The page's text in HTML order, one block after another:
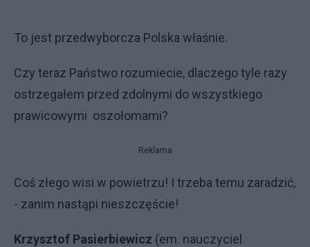
To jest przedwyborcza Polska właśnie.
Czy teraz Państwo rozumiecie, dlaczego tyle razy
ostrzegałem przed zdolnymi do wszystkiego
prawicowymi oszołomami?
Reklama
Coś złego wisi w powietrzu! I trzeba temu zaradzić,
- zanim nastąpi nieszczęście!
Krzysztof Pasierbiewicz (em. nauczyciel